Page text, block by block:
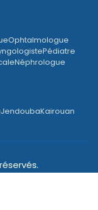
Ophtalmologue
Pédiatre
Néphrologue
JendoubaKairouan